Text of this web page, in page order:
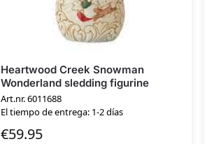
Heartwood Creek Snowman
Wonderland sledding figurine
Art.nr. 6011688
El tiempo de entrega: 1-2 días
€59.95